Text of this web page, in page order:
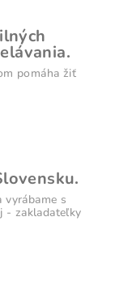
pomáha žiť
vyrábame s
- zakladateľky